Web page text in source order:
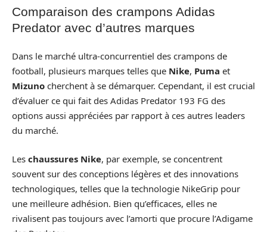
Comparaison des crampons Adidas
Predator avec d’autres marques
Dans le marché ultra-concurrentiel des crampons de
football, plusieurs marques telles que Nike, Puma et
Mizuno cherchent à se démarquer. Cependant, il est crucial
d’évaluer ce qui fait des Adidas Predator 193 FG des
options aussi appréciées par rapport à ces autres leaders
du marché.
Les chaussures Nike, par exemple, se concentrent
souvent sur des conceptions légères et des innovations
technologiques, telles que la technologie NikeGrip pour
une meilleure adhésion. Bien qu’efficaces, elles ne
rivalisent pas toujours avec l’amorti que procure l’Adigame